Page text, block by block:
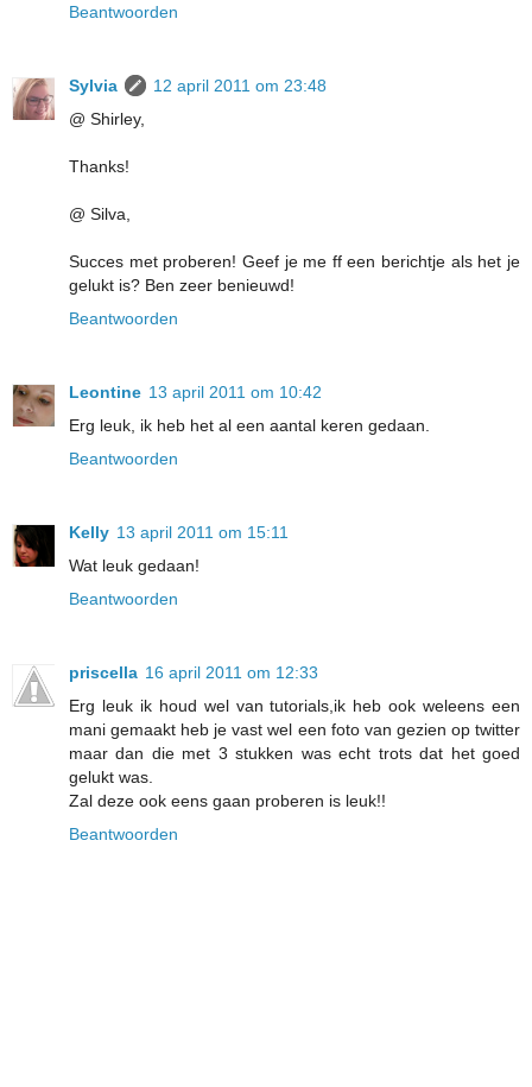
Beantwoorden
Sylvia
12 april 2011 om 23:48
@ Shirley,
Thanks!
@ Silva,
Succes met proberen! Geef je me ff een berichtje als het je
gelukt is? Ben zeer benieuwd!
Beantwoorden
Leontine 13 april 2011 om 10:42
Erg leuk, ik heb het al een aantal keren gedaan.
Beantwoorden
Kelly 13 april 2011 om 15:11
Wat leuk gedaan!
Beantwoorden
priscella 16 april 2011 om 12:33
Erg leuk ik houd wel van tutorials,ik heb ook weleens een
mani gemaakt heb je vast wel een foto van gezien op twitter
maar dan die met 3 stukken was echt trots dat het goed
gelukt was.
Zal deze ook eens gaan proberen is leuk!!
Beantwoorden